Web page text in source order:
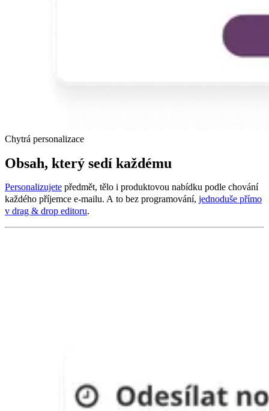
Chytrá personalizace
Obsah, který sedí každému
Personalizujete předmět, tělo i produktovou nabídku podle chování
každého příjemce e-mailu. A to bez programování, jednoduše přímo
v drag & drop editoru.